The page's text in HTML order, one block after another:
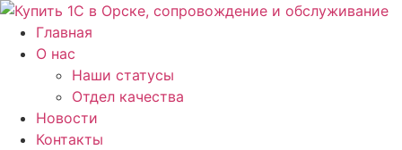
Перейти
содержимому
Главная
О нас
Наши статусы
Отдел качества
Новости
Контакты